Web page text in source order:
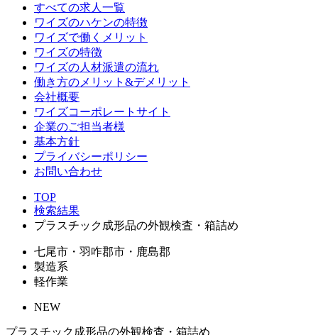
すべての求人一覧
ワイズのハケンの特徴
ワイズで働くメリット
ワイズの特徴
ワイズの人材派遣の流れ
働き方のメリット&デメリット
会社概要
ワイズコーポレートサイト
企業のご担当者様
基本方針
プライバシーポリシー
お問い合わせ
TOP
検索結果
プラスチック成形品の外観検査・箱詰め
七尾市・羽咋郡市・鹿島郡
製造系
軽作業
NEW
プラスチック成形品の外観検査・箱詰め